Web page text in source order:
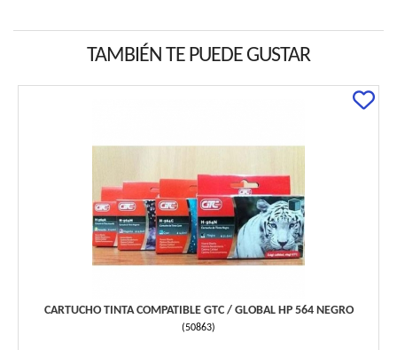
TAMBIÉN TE PUEDE GUSTAR
CARTUCHO TINTA COMPATIBLE GTC / GLOBAL HP 564 NEGRO
(50863)